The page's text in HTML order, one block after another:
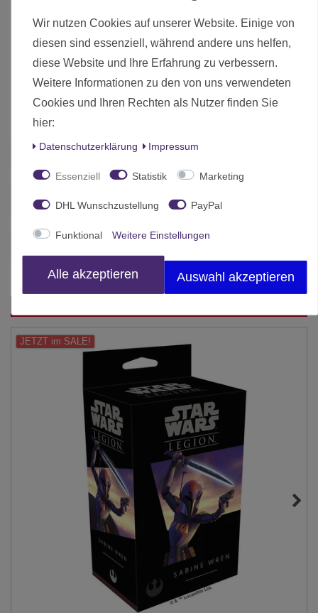
1x Halbe-Reichweite-Messwerkzeug
1x Messwerkzeug-Set (5 Segmente)
3x Beiblätter
Die hier angebotenen Modelle werden zerlegt und unbemalt
ausgeliefert.
Zustand Neu
Art.-ID 25047
Altersfreigabe Ab 12 freigegeben
JETZT im SALE!
Wir nutzen Cookies auf unserer Website. Einige von
diesen sind essenziell, während andere uns helfen,
diese Website und Ihre Erfahrung zu verbessern.
Weitere Informationen zu den von uns verwendeten
Cookies und Ihren Rechten als Nutzer finden Sie
hier:
Daten­schutz­erklärung Impressum
Essenziell Statistik Marketing
DHL Wunschzustellung PayPal
Funktional Weitere Einstellungen
Alle akzeptieren Auswahl akzeptieren